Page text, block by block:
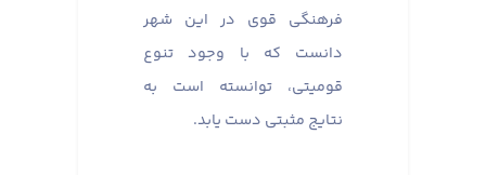
فرهنگی قوی در این شهر
دانست که با وجود تنوع
قومیتی، توانسته است به
نتایج مثبتی دست یابد.